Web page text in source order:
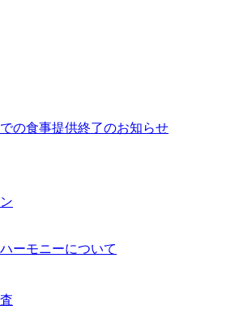
の食事提供終了のお知らせ
ーモニーについて